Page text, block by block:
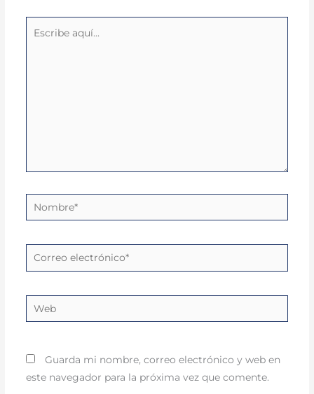
Nombre*
Correo
electrónico*
Web
Guarda mi nombre, correo electrónico y web en
este navegador para la próxima vez que comente.